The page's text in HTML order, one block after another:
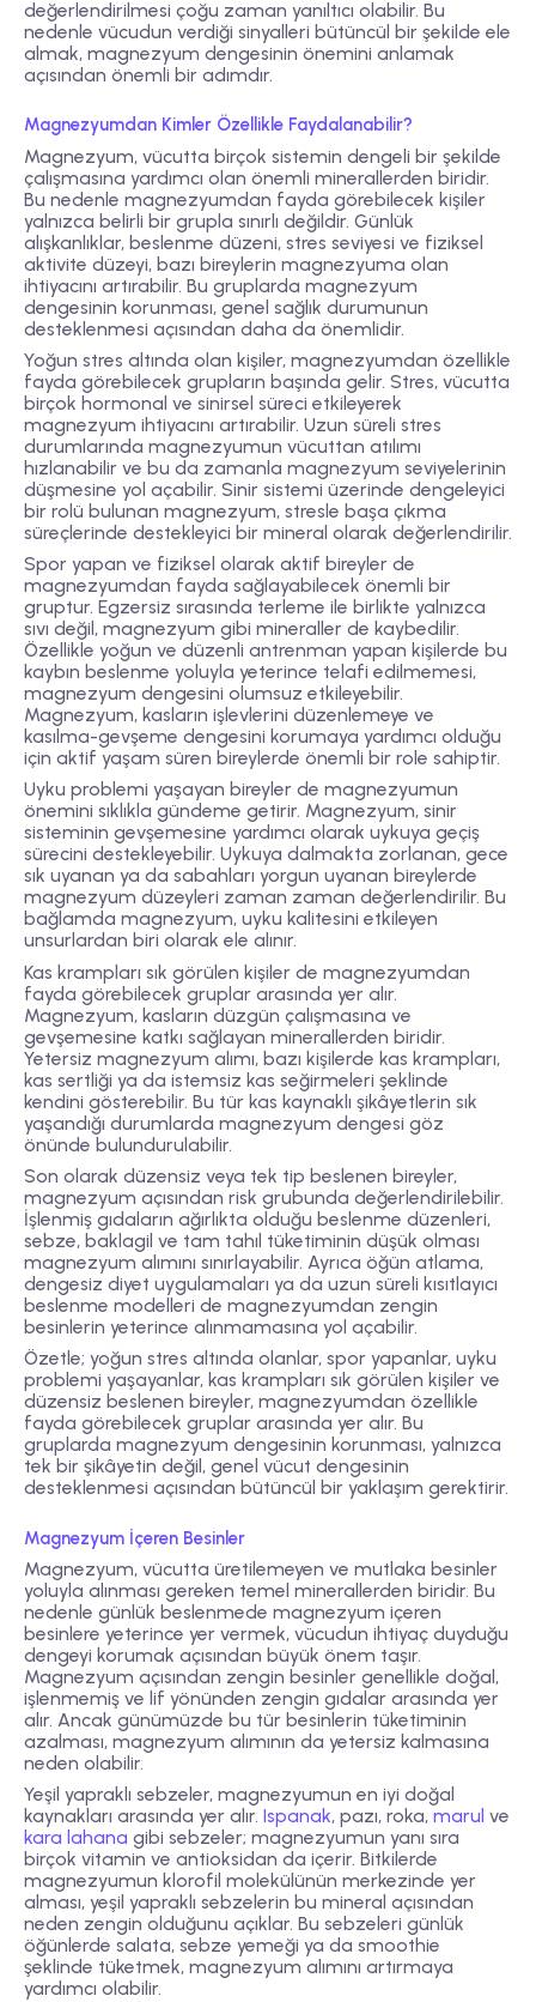
değerlendirilmesi çoğu zaman yanıltıcı olabilir. Bu
nedenle vücudun verdiği sinyalleri bütüncül bir şekilde ele
almak, magnezyum dengesinin önemini anlamak
açısından önemli bir adımdır.
Magnezyumdan Kimler Özellikle Faydalanabilir?
Magnezyum, vücutta birçok sistemin dengeli bir şekilde
çalışmasına yardımcı olan önemli minerallerden biridir.
Bu nedenle magnezyumdan fayda görebilecek kişiler
yalnızca belirli bir grupla sınırlı değildir. Günlük
alışkanlıklar, beslenme düzeni, stres seviyesi ve fiziksel
aktivite düzeyi, bazı bireylerin magnezyuma olan
ihtiyacını artırabilir. Bu gruplarda magnezyum
dengesinin korunması, genel sağlık durumunun
desteklenmesi açısından daha da önemlidir.
Yoğun stres altında olan kişiler, magnezyumdan özellikle
fayda görebilecek grupların başında gelir. Stres, vücutta
birçok hormonal ve sinirsel süreci etkileyerek
magnezyum ihtiyacını artırabilir. Uzun süreli stres
durumlarında magnezyumun vücuttan atılımı
hızlanabilir ve bu da zamanla magnezyum seviyelerinin
düşmesine yol açabilir. Sinir sistemi üzerinde dengeleyici
bir rolü bulunan magnezyum, stresle başa çıkma
süreçlerinde destekleyici bir mineral olarak değerlendirilir.
Spor yapan ve fiziksel olarak aktif bireyler de
magnezyumdan fayda sağlayabilecek önemli bir
gruptur. Egzersiz sırasında terleme ile birlikte yalnızca
sıvı değil, magnezyum gibi mineraller de kaybedilir.
Özellikle yoğun ve düzenli antrenman yapan kişilerde bu
kaybın beslenme yoluyla yeterince telafi edilmemesi,
magnezyum dengesini olumsuz etkileyebilir.
Magnezyum, kasların işlevlerini düzenlemeye ve
kasılma-gevşeme dengesini korumaya yardımcı olduğu
için aktif yaşam süren bireylerde önemli bir role sahiptir.
Uyku problemi yaşayan bireyler de magnezyumun
önemini sıklıkla gündeme getirir. Magnezyum, sinir
sisteminin gevşemesine yardımcı olarak uykuya geçiş
sürecini destekleyebilir. Uykuya dalmakta zorlanan, gece
sık uyanan ya da sabahları yorgun uyanan bireylerde
magnezyum düzeyleri zaman zaman değerlendirilir. Bu
bağlamda magnezyum, uyku kalitesini etkileyen
unsurlardan biri olarak ele alınır.
Kas krampları sık görülen kişiler de magnezyumdan
fayda görebilecek gruplar arasında yer alır.
Magnezyum, kasların düzgün çalışmasına ve
gevşemesine katkı sağlayan minerallerden biridir.
Yetersiz magnezyum alımı, bazı kişilerde kas krampları,
kas sertliği ya da istemsiz kas seğirmeleri şeklinde
kendini gösterebilir. Bu tür kas kaynaklı şikâyetlerin sık
yaşandığı durumlarda magnezyum dengesi göz
önünde bulundurulabilir.
Son olarak düzensiz veya tek tip beslenen bireyler,
magnezyum açısından risk grubunda değerlendirilebilir.
İşlenmiş gıdaların ağırlıkta olduğu beslenme düzenleri,
sebze, baklagil ve tam tahıl tüketiminin düşük olması
magnezyum alımını sınırlayabilir. Ayrıca öğün atlama,
dengesiz diyet uygulamaları ya da uzun süreli kısıtlayıcı
beslenme modelleri de magnezyumdan zengin
besinlerin yeterince alınmamasına yol açabilir.
Özetle; yoğun stres altında olanlar, spor yapanlar, uyku
problemi yaşayanlar, kas krampları sık görülen kişiler ve
düzensiz beslenen bireyler, magnezyumdan özellikle
fayda görebilecek gruplar arasında yer alır. Bu
gruplarda magnezyum dengesinin korunması, yalnızca
tek bir şikâyetin değil, genel vücut dengesinin
desteklenmesi açısından bütüncül bir yaklaşım gerektirir.
Magnezyum İçeren Besinler
Magnezyum, vücutta üretilemeyen ve mutlaka besinler
yoluyla alınması gereken temel minerallerden biridir. Bu
nedenle günlük beslenmede magnezyum içeren
besinlere yeterince yer vermek, vücudun ihtiyaç duyduğu
dengeyi korumak açısından büyük önem taşır.
Magnezyum açısından zengin besinler genellikle doğal,
işlenmemiş ve lif yönünden zengin gıdalar arasında yer
alır. Ancak günümüzde bu tür besinlerin tüketiminin
azalması, magnezyum alımının da yetersiz kalmasına
neden olabilir.
Yeşil yapraklı sebzeler, magnezyumun en iyi doğal
kaynakları arasında yer alır. Ispanak, pazı, roka, marul ve
kara lahana gibi sebzeler; magnezyumun yanı sıra
birçok vitamin ve antioksidan da içerir. Bitkilerde
magnezyumun klorofil molekülünün merkezinde yer
alması, yeşil yapraklı sebzelerin bu mineral açısından
neden zengin olduğunu açıklar. Bu sebzeleri günlük
öğünlerde salata, sebze yemeği ya da smoothie
şeklinde tüketmek, magnezyum alımını artırmaya
yardımcı olabilir.